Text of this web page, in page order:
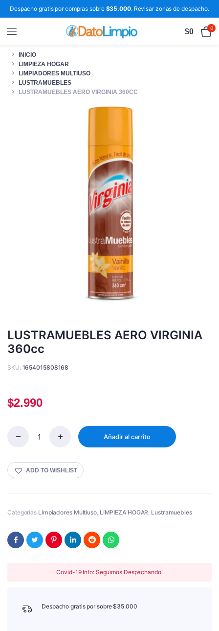
Despacho gratis por compras sobre $35.000. Revisar zonas de despacho.
$0 0
INICIO
LIMPIEZA HOGAR
LIMPIADORES MULTIUSO
LUSTRAMUEBLES
LUSTRAMUEBLES AERO VIRGINIA 360CC
LUSTRAMUEBLES AERO VIRGINIA
360cc
SKU: 1654015808168
$2.990
LUSTRAMUEBLES
360cc
Cantidad
Añadir al carrito
ADD TO WISHLIST
Categorías Limpiadores Multiuso, LIMPIEZA HOGAR, Lustramuebles
Covid-19 Info: Seguimos Despachando.
Despacho gratis por sobre $35.000